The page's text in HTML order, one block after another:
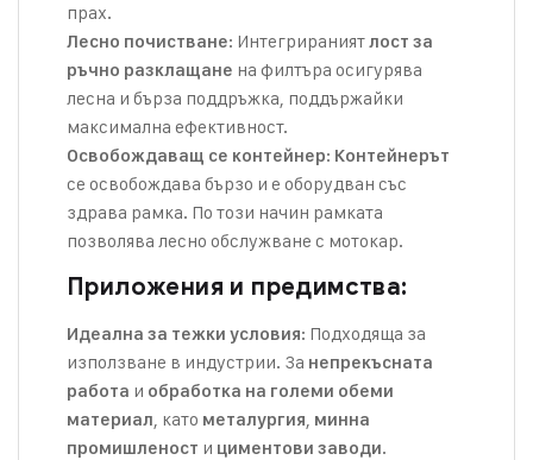
прах.
Лесно почистване: Интегрираниятлост за
ръчно разклащане на филтъра осигурява
лесна и бърза поддръжка, поддържайки
максимална ефективност.
Освобождаващ се контейнер: Контейнерът
се освобождава бързо и е оборудван със
здрава рамка. По този начин рамката
позволява лесно обслужване с мотокар.
Приложения и предимства:
Идеална за тежки условия: Подходяща за
използване в индустрии. За непрекъсната
работа и обработка на големи обеми
материал, като металургия, минна
промишленост и циментови заводи.